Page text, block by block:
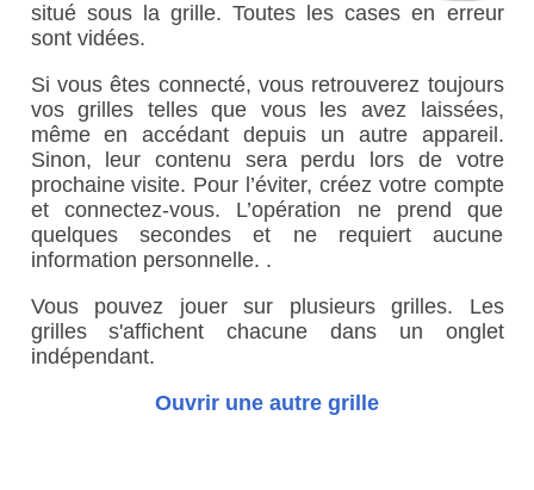
situé sous la grille. Toutes les cases en erreur
sont vidées.
Si vous êtes connecté, vous retrouverez toujours
vos grilles telles que vous les avez laissées,
même en accédant depuis un autre appareil.
Sinon, leur contenu sera perdu lors de votre
prochaine visite. Pour l’éviter, créez votre compte
et connectez-vous. L’opération ne prend que
quelques secondes et ne requiert aucune
information personnelle. .
Vous pouvez jouer sur plusieurs grilles. Les
grilles s'affichent chacune dans un onglet
indépendant.
Ouvrir une autre grille